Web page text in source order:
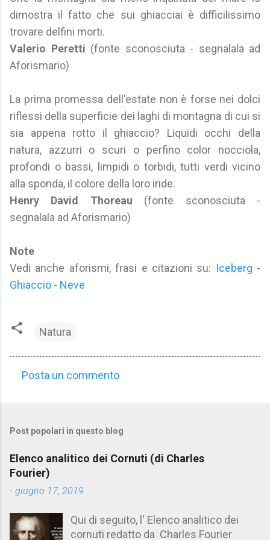
dimostra il fatto che sui ghiacciai è difficilissimo
trovare delfini morti.
Valerio Peretti (fonte sconosciuta - segnalala ad
Aforismario)
La prima promessa dell'estate non è forse nei dolci
riflessi della superficie dei laghi di montagna di cui si
sia appena rotto il ghiaccio? Liquidi occhi della
natura, azzurri o scuri o perfino color nocciola,
profondi o bassi, limpidi o torbidi, tutti verdi vicino
alla sponda, il colore della loro iride.
Henry David Thoreau (fonte sconosciuta -
segnalala ad Aforismario)
Note
Vedi anche aforismi, frasi e citazioni su: Iceberg -
Ghiaccio - Neve
Natura
m
e
n
t
Posta un commento
Post popolari in questo blog
Elenco analitico dei Cornuti (di Charles
Fourier)
- giugno 17, 2019
Qui di seguito, l' Elenco analitico dei
cornuti redatto da Charles Fourier